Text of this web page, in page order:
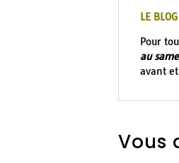
LE
Pour
au
avant
Vous